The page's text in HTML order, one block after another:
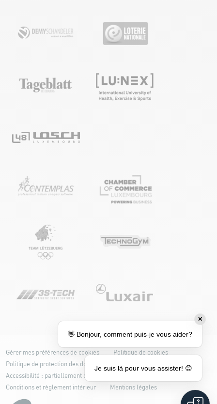
Gérer mes préférences de cookies
Politique de cookies
Politique de protection des données
Accessibilité : partiellement conforme
Conditions et règlement intérieur
Mentions légales
✕
👋 Bonjour, comment puis-je vous aider?
Je suis là pour vous assister! 😊